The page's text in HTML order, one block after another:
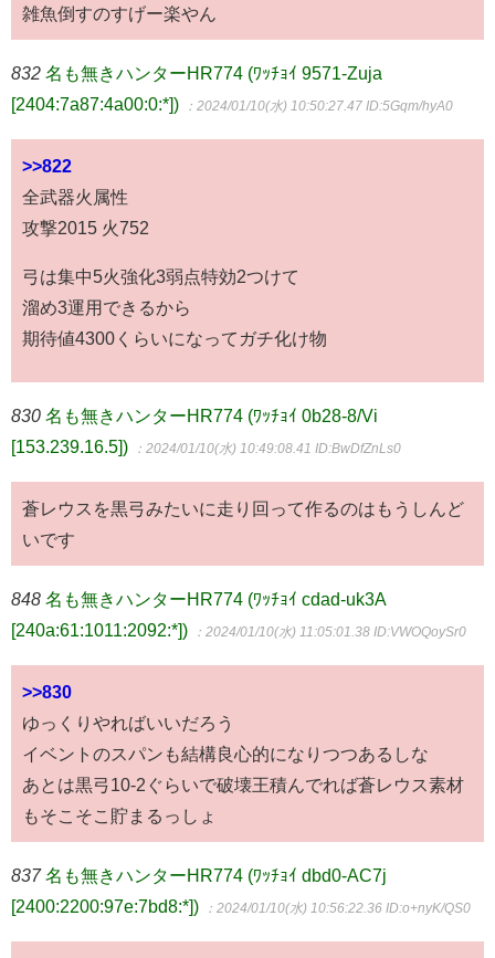
雑魚倒すのすげー楽やん
832 名も無きハンターHR774 (ﾜｯﾁｮｲ 9571-Zuja
[2404:7a87:4a00:0:*])
：2024/01/10(水) 10:50:27.47 ID:5Gqm/hyA0
>>822
全武器火属性
攻撃2015 火752
弓は集中5火強化3弱点特効2つけて
溜め3運用できるから
期待値4300くらいになってガチ化け物
830 名も無きハンターHR774 (ﾜｯﾁｮｲ 0b28-8/Vi
[153.239.16.5])
：2024/01/10(水) 10:49:08.41 ID:BwDfZnLs0
蒼レウスを黒弓みたいに走り回って作るのはもうしんど
いです
848 名も無きハンターHR774 (ﾜｯﾁｮｲ cdad-uk3A
[240a:61:1011:2092:*])
：2024/01/10(水) 11:05:01.38 ID:VWOQoySr0
>>830
ゆっくりやればいいだろう
イベントのスパンも結構良心的になりつつあるしな
あとは黒弓10-2ぐらいで破壊王積んでれば蒼レウス素材
もそこそこ貯まるっしょ
837 名も無きハンターHR774 (ﾜｯﾁｮｲ dbd0-AC7j
[2400:2200:97e:7bd8:*])
：2024/01/10(水) 10:56:22.36 ID:o+nyK/QS0